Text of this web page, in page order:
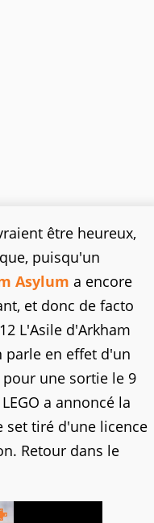
être heureux,
puisqu'un
Asylum a encore
et donc de facto
L'Asile d'Arkham
parle en effet d'un
une sortie le 9
a annoncé la
set tiré d'une licence
Retour dans le